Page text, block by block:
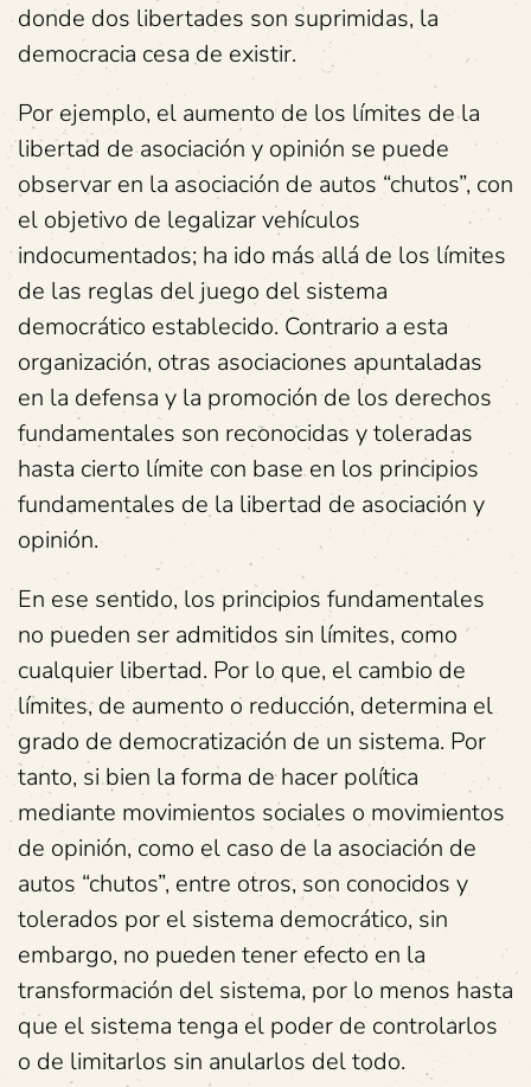
donde dos libertades son suprimidas, la
democracia cesa de existir.
Por ejemplo, el aumento de los límites de la
libertad de asociación y opinión se puede
observar en la asociación de autos “chutos”, con
el objetivo de legalizar vehículos
indocumentados; ha ido más allá de los límites
de las reglas del juego del sistema
democrático establecido. Contrario a esta
organización, otras asociaciones apuntaladas
en la defensa y la promoción de los derechos
fundamentales son reconocidas y toleradas
hasta cierto límite con base en los principios
fundamentales de la libertad de asociación y
opinión.
En ese sentido, los principios fundamentales
no pueden ser admitidos sin límites, como
cualquier libertad. Por lo que, el cambio de
límites, de aumento o reducción, determina el
grado de democratización de un sistema. Por
tanto, si bien la forma de hacer política
mediante movimientos sociales o movimientos
de opinión, como el caso de la asociación de
autos “chutos”, entre otros, son conocidos y
tolerados por el sistema democrático, sin
embargo, no pueden tener efecto en la
transformación del sistema, por lo menos hasta
que el sistema tenga el poder de controlarlos
o de limitarlos sin anularlos del todo.